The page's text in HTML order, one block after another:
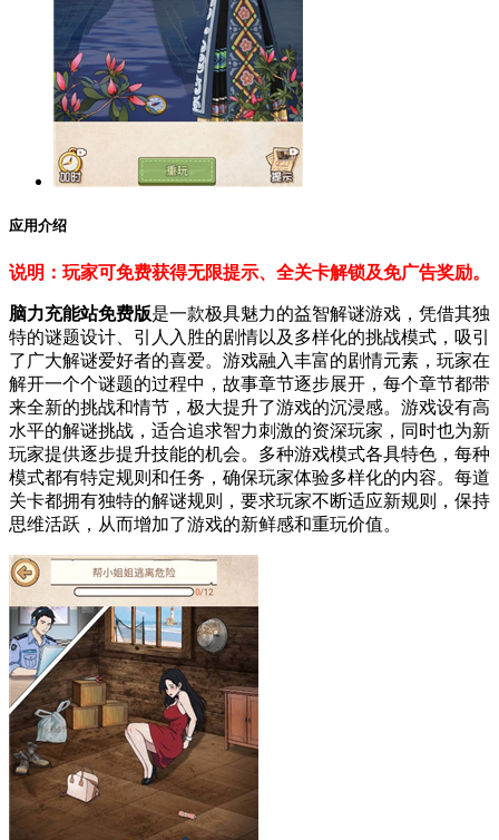
应用介绍
说明：玩家可免费获得无限提示、全关卡解锁及免广告奖励。
脑力充能站免费版是一款极具魅力的益智解谜游戏，凭借其独
特的谜题设计、引人入胜的剧情以及多样化的挑战模式，吸引
了广大解谜爱好者的喜爱。游戏融入丰富的剧情元素，玩家在
解开一个个谜题的过程中，故事章节逐步展开，每个章节都带
来全新的挑战和情节，极大提升了游戏的沉浸感。游戏设有高
水平的解谜挑战，适合追求智力刺激的资深玩家，同时也为新
玩家提供逐步提升技能的机会。多种游戏模式各具特色，每种
模式都有特定规则和任务，确保玩家体验多样化的内容。每道
关卡都拥有独特的解谜规则，要求玩家不断适应新规则，保持
思维活跃，从而增加了游戏的新鲜感和重玩价值。